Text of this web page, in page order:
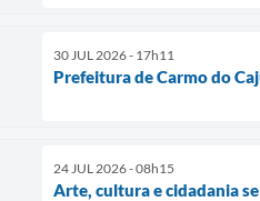
30 JUL 2026 - 17h11
Prefeitura de Carmo do
24 JUL 2026 - 08h15
Arte, cultura e cidadania